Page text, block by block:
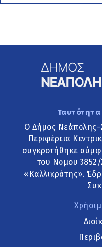
Ο Δήμος Νεάπολης-
Περιφέρεια
συγκροτήθηκε
του Νόμου
«Καλλικράτης».